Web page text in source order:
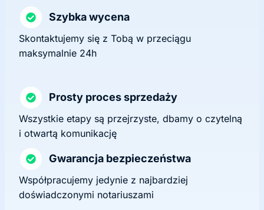
Szybka wycena
Skontaktujemy się z Tobą w przeciągu
maksymalnie 24h
Prosty proces sprzedaży
Wszystkie etapy są przejrzyste, dbamy o czytelną
i otwartą komunikację
Gwarancja bezpieczeństwa
Współpracujemy jedynie z najbardziej
doświadczonymi notariuszami